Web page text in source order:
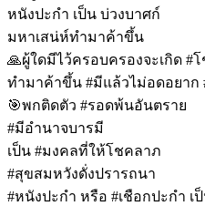
หนังปะกำ เป็น บ่วงบาศก์
มหาเสน่ห์ทำมาค้าขึ้น
🙏ผู้ใดมีไว้ครอบครองจะเกิด
ทำมาค้าขึ้น #มีแล้วไม่อดอยาก
🎯พกติดตัว #รอดพ้นอันตราย
#มีอำนาจบารมี
เป็น #มงคลที่ให้โชคลาภ
#สุขสมหวังดั่งปรารถนา
#หนังปะกำ หรือ #เชือกปะกำ